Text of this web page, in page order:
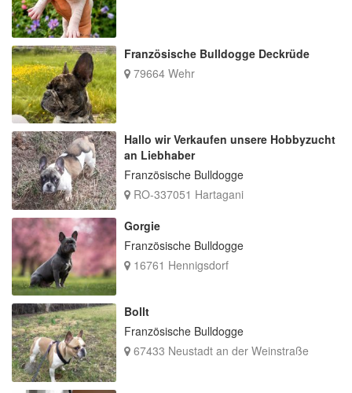
Französische Bulldogge Deckrüde
79664 Wehr
Hallo wir Verkaufen unsere Hobbyzucht
an Liebhaber
Französische Bulldogge
RO-337051 Hartagani
Gorgie
Französische Bulldogge
16761 Hennigsdorf
Bollt
Französische Bulldogge
67433 Neustadt an der Weinstraße